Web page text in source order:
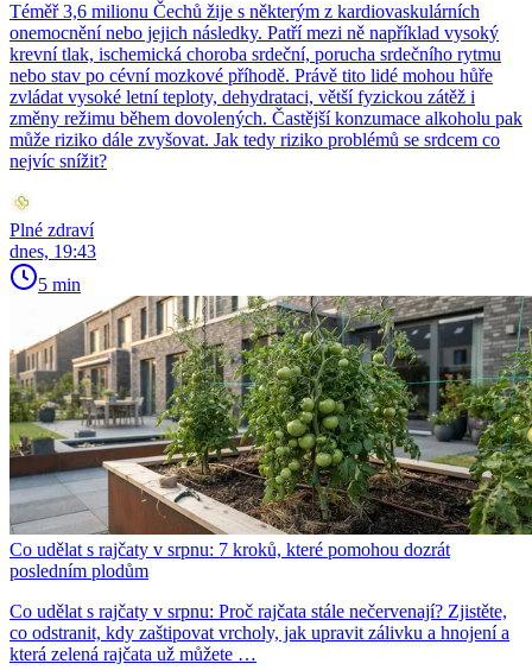
Téměř 3,6 milionu Čechů žije s některým z kardiovaskulárních
onemocnění nebo jejich následky. Patří mezi ně například vysoký
krevní tlak, ischemická choroba srdeční, porucha srdečního rytmu
nebo stav po cévní mozkové příhodě. Právě tito lidé mohou hůře
zvládat vysoké letní teploty, dehydrataci, větší fyzickou zátěž i
změny režimu během dovolených. Častější konzumace alkoholu pak
může riziko dále zvyšovat. Jak tedy riziko problémů se srdcem co
nejvíc snížit?
Plné zdraví
dnes, 19:43
5 min
Co udělat s rajčaty v srpnu: 7 kroků, které pomohou dozrát
posledním plodům
Co udělat s rajčaty v srpnu: Proč rajčata stále nečervenají? Zjistěte,
co odstranit, kdy zaštipovat vrcholy, jak upravit zálivku a hnojení a
která zelená rajčata už můžete …